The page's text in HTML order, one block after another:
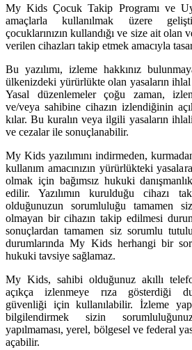
My Kids Çocuk Takip Programı ve
amaçlarla kullanılmak üzere
çocuklarınızın kullandığı ve size ait olan
verilen cihazları takip etmek amacıyla
Bu yazılımı, izleme hakkınız
ülkenizdeki yürürlükte olan yasaların
Yasal düzenlemeler çoğu zaman,
ve/veya sahibine cihazın izlendiğinin
kılar. Bu kuralın veya ilgili yasaların
ve cezalar ile sonuçlanabilir.
My Kids yazılımını indirmeden,
kullanım amacınızın yürürlükteki
olmak için bağımsız hukuki
edilir. Yazılımın kurulduğu cihazı
olduğunuzun sorumluluğu tamamen
olmayan bir cihazın takip edilmesi
sonuçlardan tamamen siz sorumlu
durumlarında My Kids herhangi bir
hukuki tavsiye sağlamaz.
My Kids, sahibi olduğunuz akıllı
açıkça izlenmeye rıza gösterdiği
güvenliği için kullanılabilir. İzleme
bilgilendirmek sizin
yapılmaması, yerel, bölgesel ve federal
açabilir.